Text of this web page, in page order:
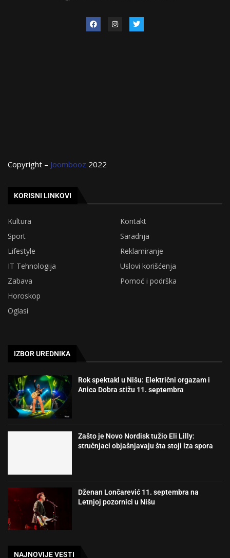
Copyright – Joombooz 2022
KORISNI LINKOVI
Kultura
Kontakt
Sport
Saradnja
Lifestyle
Reklamiranje
IT Tehnologija
Uslovi korišćenja
Zabava
Pomoć i podrška
Horoskop
Oglasi
IZBOR UREDNIKA
Rok spektakl u Nišu: Električni orgazam i
Anica Dobra stižu 11. septembra
Zašto je Novo Nordisk tužio Eli Lilly:
stručnjaci objašnjavaju šta stoji iza spora
Dženan Lončarević 11. septembra na
Letnjoj pozornici u Nišu
NAJNOVIJE VESTI